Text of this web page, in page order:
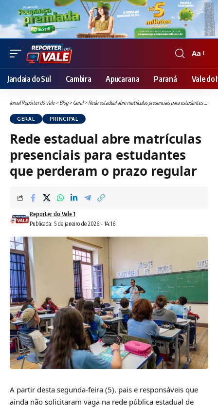
Font
Resizer
Aa
Jandaia do Sul Cambira Apucarana Paraná Vale do
Jornal Repórter do Vale> Blog> Geral> Rede estadual abre matrículas presenciais para estudantes que perderam o prazo regular
GERAL PRINCIPAL
Rede estadual abre matrículas
presenciais para estudantes
que perderam o prazo regular
Publicada: 5 de janeiro de 2026 - 14:16
Reporter do Vale 1
A partir desta segunda-feira (5), pais e responsáveis que
ainda não solicitaram vaga na rede pública estadual de